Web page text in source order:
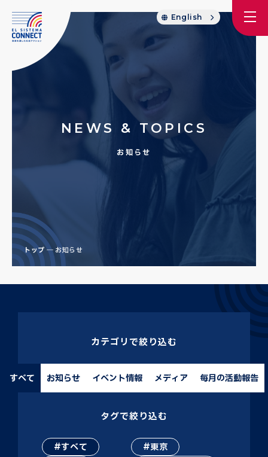
English
NEWS & TOPICS
お知らせ
トップ お知らせ
カテゴリで絞り込む
すべて お知らせ イベント情報 メディア 毎月の活動報告
タグで絞り込む
すべて
東京